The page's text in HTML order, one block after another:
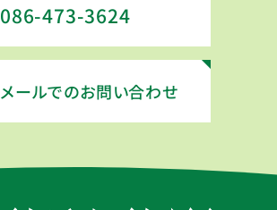
086-473-3624
メールでのお問い合わせ